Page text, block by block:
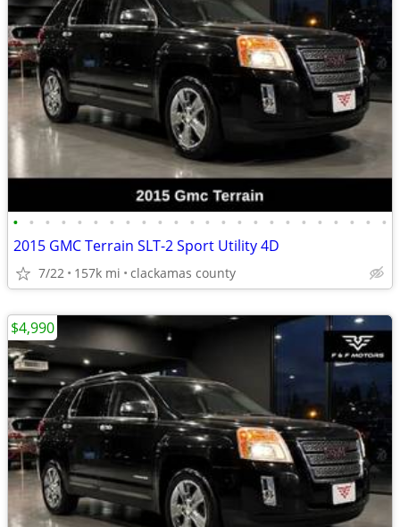
• • • • • • • • • • • • • • • • • • • • • • • •
2015 GMC Terrain SLT-2 Sport Utility 4D
7/22 157k mi clackamas county
$4,990